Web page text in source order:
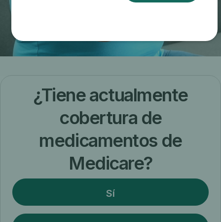
¿Tiene actualmente
cobertura de
medicamentos de
Medicare?
Sí